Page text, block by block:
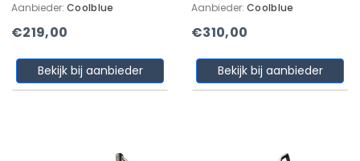
Aanbieder: Coolblue
€219,00
Bekijk bij aanbieder
Aanbieder: Coolblue
€310,00
Bekijk bij aanbieder